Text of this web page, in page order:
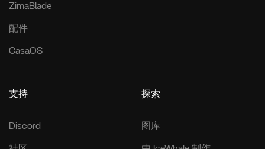
ZimaBlade
配件
CasaOS
支持
Discord
探索
图库